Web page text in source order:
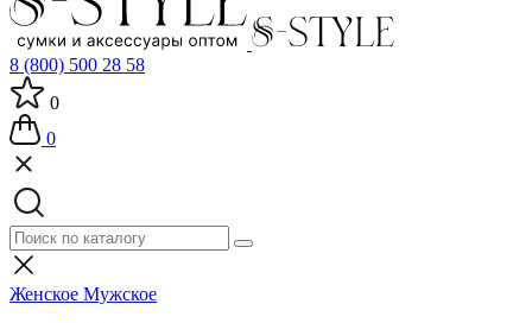
8 (800) 500 28 58
0
0
Женское Мужское